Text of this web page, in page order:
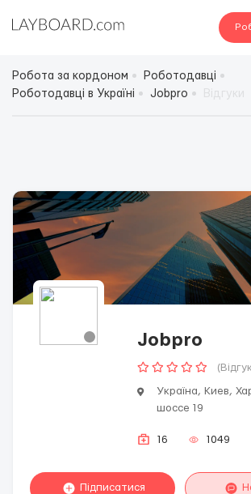
Робота за кордоном
Роботодавці
Роботодавці в Україні
Jobpro
Jobpro
Україна, Киев,
шоссе 19
16 1049
Підписатися